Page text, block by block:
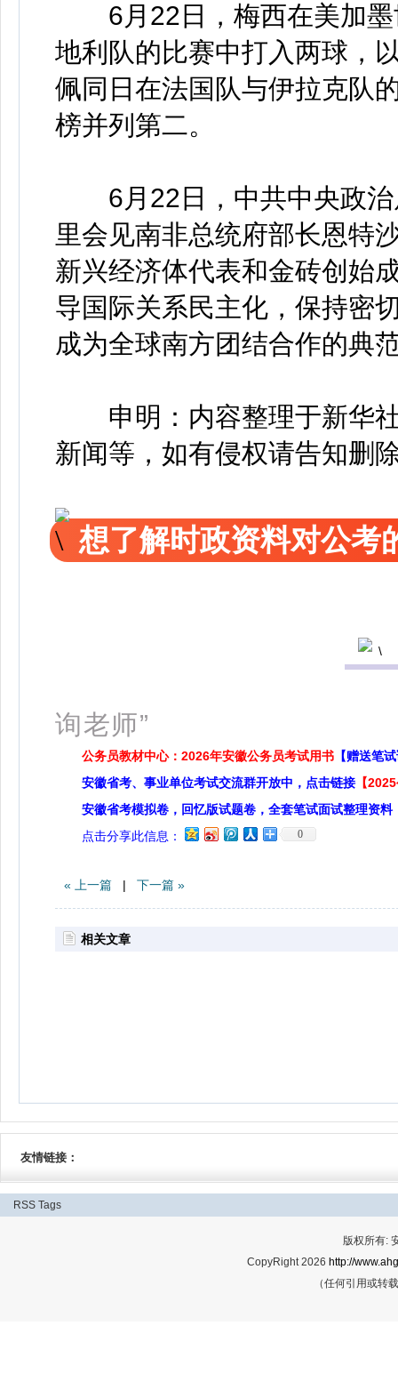
6月22日，梅西在美加墨
地利队的比赛中打入两球，
佩同日在法国队与伊拉克队
榜并列第二。
6月22日，中共中央政治
里会见南非总统府部长恩特
新兴经济体代表和金砖创始
导国际关系民主化，保持密
成为全球南方团结合作的典
申明：内容整理于新华社
新闻等，如有侵权请告知删
想了解时政资料对公考
询老师”
公务员教材中心：2026年安徽公务员考试用书 【赠送笔
安徽省考、事业单位考试交流群开放中，点击链接 【
安徽省考模拟卷，回忆版试题卷，全套笔试面试整理资料
点击分享此信息：
0
« 上一篇 | 下一篇 »
相关文章
友情链接：
RSS Tags
版权所有:
CopyRight 2026 http://
（任何引用或转